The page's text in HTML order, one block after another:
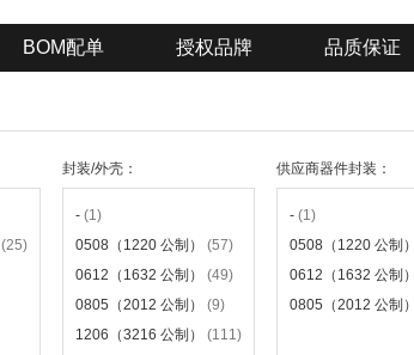
BOM配单 授权品牌 品质保证
(25)
封装/外壳：
- (1)
0508（1220 公制） (57)
0612（1632 公制） (49)
0805（2012 公制） (9)
1206（3216 公制） (111)
供应商器件封装：
- (1)
0508（1220 公制）
0612（1632 公制）
0805（2012 公制）